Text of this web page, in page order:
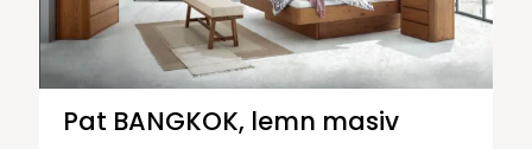
Pat BANGKOK, lemn masiv